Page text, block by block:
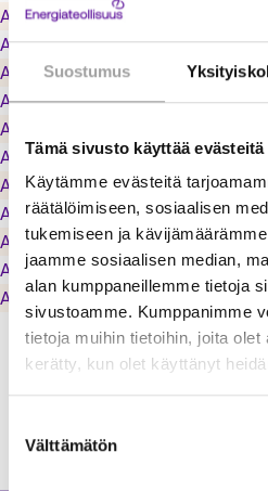
Suostumus
Tämä sivusto käyttää evästeitä
Käytämme evästeitä
räätälöimiseen, sosiaalisen
tukemiseen ja
jaamme sosiaalisen median,
alan kumppaneillemme tietoja
sivustoamme. Kumppanimme
tietoja muihin tietoihin, joita olet
kerätty, kun olet käyttänyt
valinta
Välttämätön
Alholmens Kraft Oy Ab
Alkkulan Aluelämpö Oy
Alva Sähköverkko Oy
Alva-yhtiöt Oy
Arvo-Putki Oy
Aseko Oy
Auris Energiapalvelut Oy
Auris Kaasuenergia Oy
Auris Kaasunjakelu Oy
Aurora Kilpilahti Oy
Aurora Tornio Oy
S
1 2 3 ...